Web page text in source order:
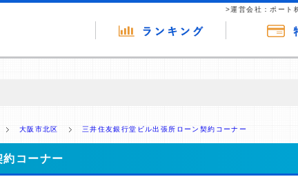
>運営会社：ポート
を行っています。
大阪市北区 三井住友銀行堂ビル出張所ローン契約コーナー
約コーナー